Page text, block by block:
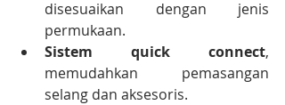
disesuaikan dengan jenis
permukaan.
Sistem quick connect,
memudahkan pemasangan
selang dan aksesoris.